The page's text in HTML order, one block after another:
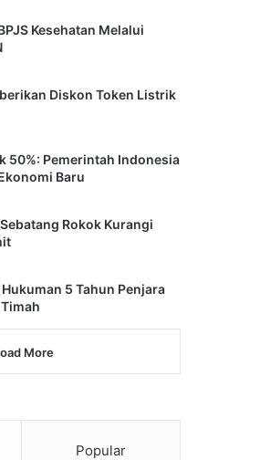
Kesehatan Melalui
Diskon Token Listrik
50%: Pemerintah Indonesia
Baru
Rokok Kurangi
5 Tahun Penjara
More
Popular